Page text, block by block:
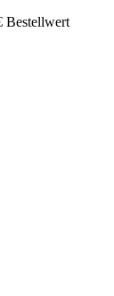
Bestellwert